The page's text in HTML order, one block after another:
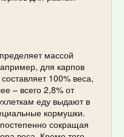
массой
для карпов
100% веса,
– всего 2,8% от
еду выдают в
кормушки.
сокращая